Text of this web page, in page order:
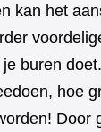
kan het
buren
hoe
Door